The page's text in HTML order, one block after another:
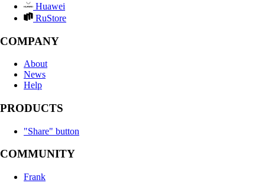
Huawei
RuStore
COMPANY
About
News
Help
PRODUCTS
"Share" button
COMMUNITY
Frank